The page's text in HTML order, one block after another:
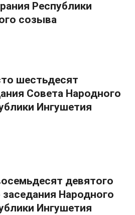
Республики
созыва
шестьдесят
Совета Народного
Ингушетия
девятого
Народного
Ингушетия